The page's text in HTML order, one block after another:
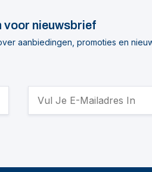
voor nieuwsbrief
aanbiedingen, promoties en